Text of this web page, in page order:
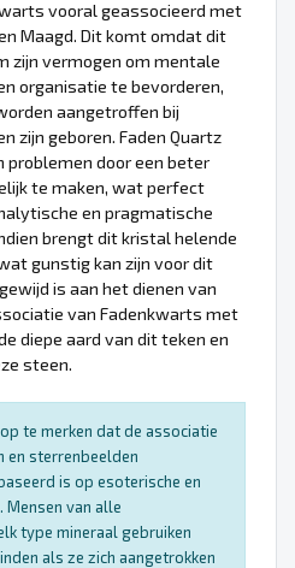
vooral geassocieerd met
Maagd. Dit komt omdat dit
zijn vermogen om mentale
organisatie te bevorderen,
aangetroffen bij
zijn geboren. Faden Quartz
door een beter
te maken, wat perfect
en pragmatische
brengt dit kristal helende
gunstig kan zijn voor dit
is aan het dienen van
van Fadenkwarts met
diepe aard van dit teken en
steen.
te merken dat de associatie
en sterrenbeelden
is op esoterische en
van alle
type mineraal gebruiken
als ze zich aangetrokken